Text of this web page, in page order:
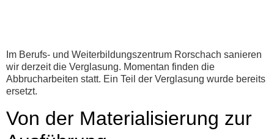
Im Berufs- und Weiterbildungszentrum Rorschach sanieren
wir derzeit die Verglasung. Momentan finden die
Abbrucharbeiten statt. Ein Teil der Verglasung wurde bereits
ersetzt.
Von der Materialisierung zur